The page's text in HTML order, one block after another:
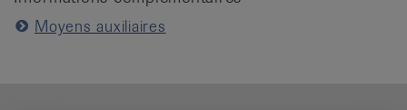
Moyens auxiliaires